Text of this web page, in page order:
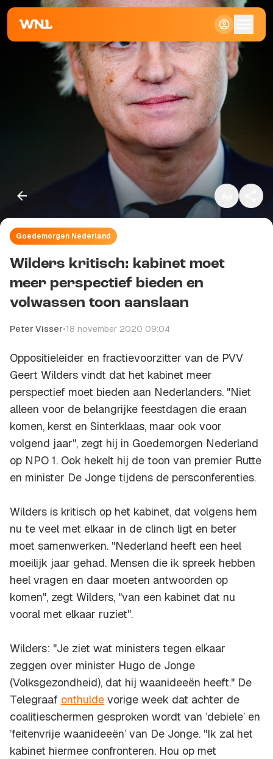
Standaard
Groot
Goedemorgen Nederland
Wilders kritisch: kabinet moet
meer perspectief bieden en
volwassen toon aanslaan
Peter Visser•18 november 2020 09:04
Oppositieleider en fractievoorzitter van de PVV
Geert Wilders vindt dat het kabinet meer
perspectief moet bieden aan Nederlanders. "Niet
alleen voor de belangrijke feestdagen die eraan
komen, kerst en Sinterklaas, maar ook voor
volgend jaar", zegt hij in Goedemorgen Nederland
op NPO 1. Ook hekelt hij de toon van premier Rutte
en minister De Jonge tijdens de persconferenties.
Wilders is kritisch op het kabinet, dat volgens hem
nu te veel met elkaar in de clinch ligt en beter
moet samenwerken. "Nederland heeft een heel
moeilijk jaar gehad. Mensen die ik spreek hebben
heel vragen en daar moeten antwoorden op
komen", zegt Wilders, "van een kabinet dat nu
vooral met elkaar ruziet".
Wilders: "Je ziet wat ministers tegen elkaar
zeggen over minister Hugo de Jonge
(Volksgezondheid), dat hij waanideeën heeft." De
Telegraaf onthulde vorige week dat achter de
coalitieschermen gesproken wordt van ’debiele’ en
’feitenvrije waanideeën’ van De Jonge. "Ik zal het
kabinet hiermee confronteren. Hou op met